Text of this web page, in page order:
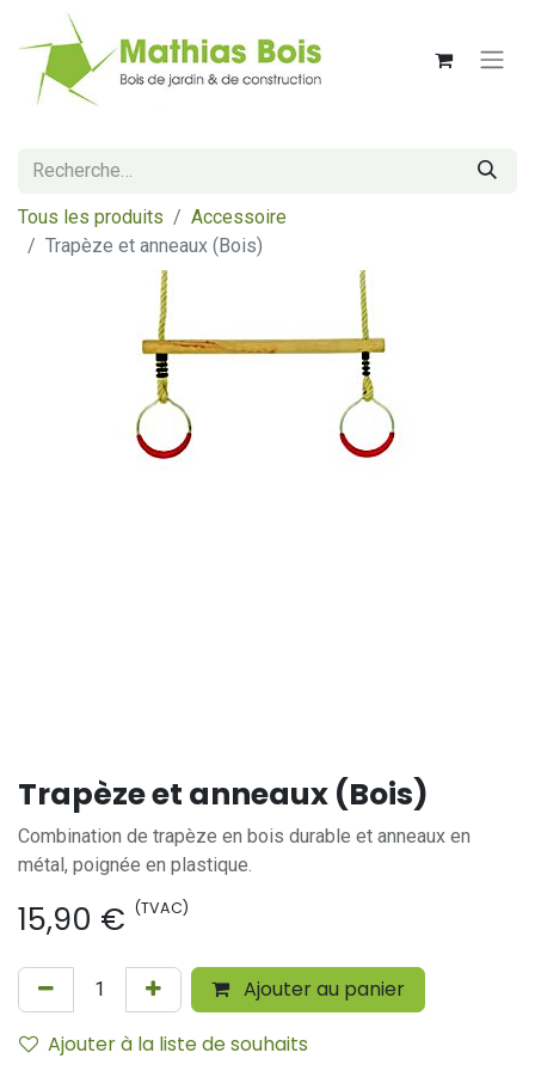
Tous les produits
Accessoire
Trapèze et anneaux (Bois)
Trapèze et anneaux (Bois)
Combination de trapèze en bois durable et anneaux en
métal, poignée en plastique.
15,90 € (TVAC)
Ajouter au panier
Ajouter à la liste de souhaits